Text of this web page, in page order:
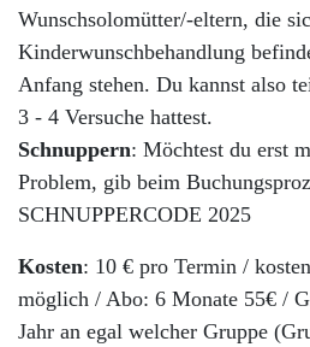
Wunschsolomütter/-eltern, die
Kinderwunschbehandlung
Anfang stehen. Du kannst also
3 - 4 Versuche hattest.
Schnuppern: Möchtest du erst
Problem, gib beim
SCHNUPPERCODE 2025
Kosten: 10 € pro Termin /
möglich / Abo: 6 Monate 55€ /
Jahr an egal welcher Gruppe